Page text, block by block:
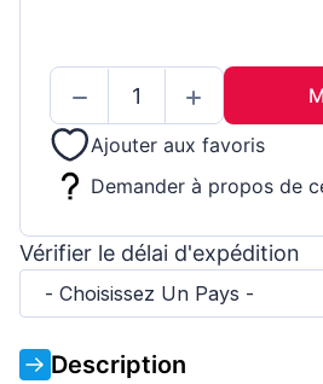
Ajouter aux favoris
Demander à propos de
Vérifier le délai d'expédition
- Choisissez Un Pays -
Description